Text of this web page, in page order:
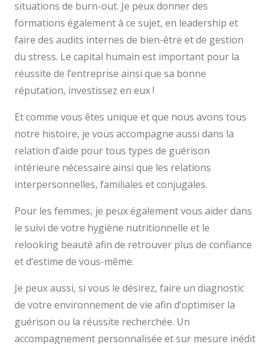
situations de burn-out. Je peux donner des
formations également à ce sujet, en leadership et
faire des audits internes de bien-être et de gestion
du stress. Le capital humain est important pour la
réussite de l’entreprise ainsi que sa bonne
réputation, investissez en eux !
Et comme vous êtes unique et que nous avons tous
notre histoire, je vous accompagne aussi dans la
relation d’aide pour tous types de guérison
intérieure nécessaire ainsi que les relations
interpersonnelles, familiales et conjugales.
Pour les femmes, je peux également vous aider dans
le suivi de votre hygiène nutritionnelle et le
relooking beauté afin de retrouver plus de confiance
et d’estime de vous-même.
Je peux aussi, si vous le désirez, faire un diagnostic
de votre environnement de vie afin d’optimiser la
guérison ou la réussite recherchée. Un
accompagnement personnalisée et sur mesure inédit